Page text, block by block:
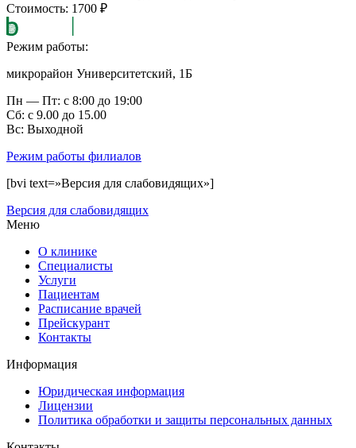
Стоимость: 1700 ₽
Режим работы:
микрорайон Университетский, 1Б
Пн — Пт: с 8:00 до 19:00
Сб: с 9.00 до 15.00
Вс: Выходной
Режим работы филиалов
[bvi text=»Версия для слабовидящих»]
Версия для слабовидящих
Меню
О клинике
Специалисты
Услуги
Пациентам
Расписание врачей
Прейскурант
Контакты
Информация
Юридическая информация
Лицензии
Политика обработки и защиты персональных данных